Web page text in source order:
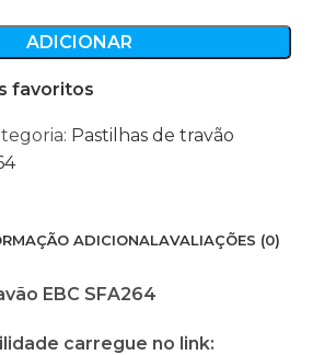
ADICIONAR
favoritos
Pastilhas de travão
ADICIONALAVALIAÇÕES (0)
EBC SFA264
carregue no link: